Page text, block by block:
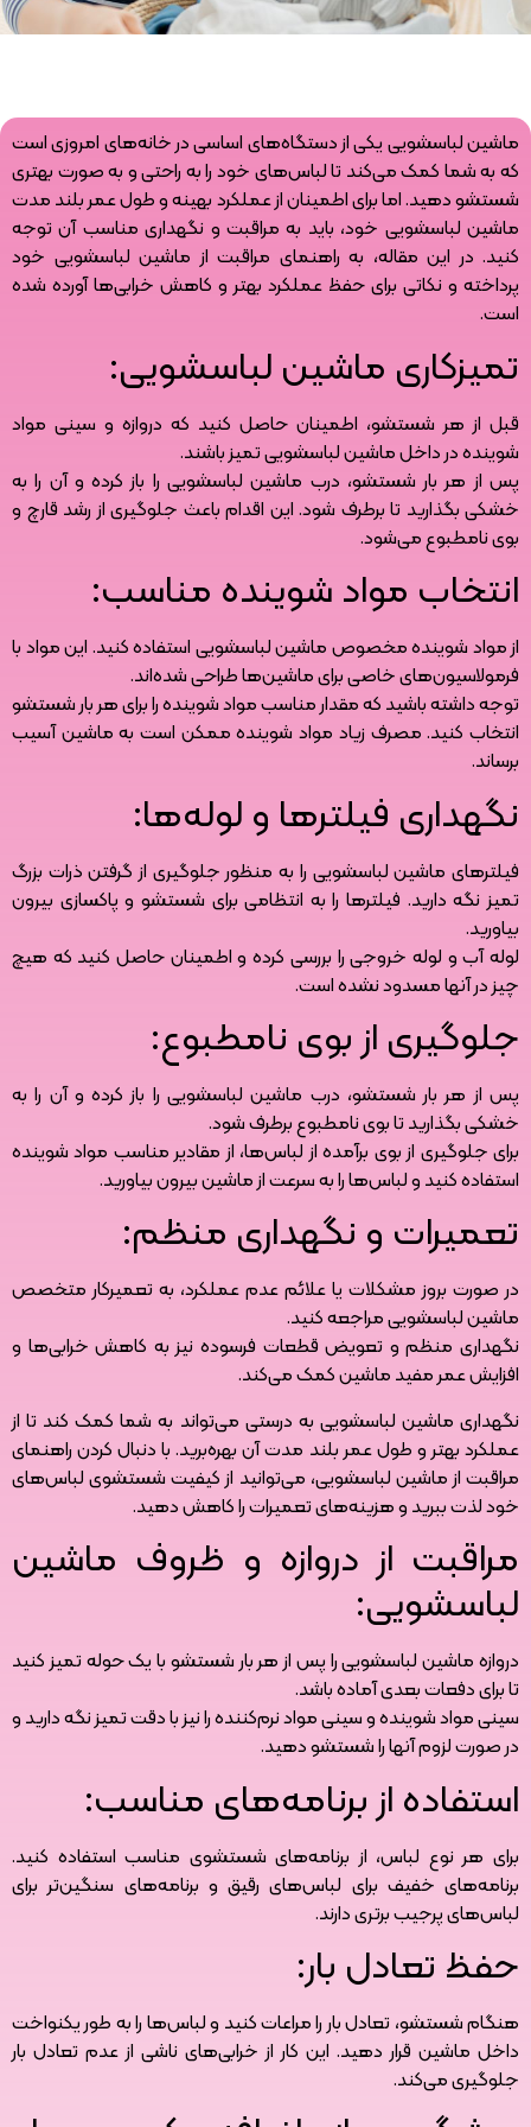
ماشین لباسشویی یکی از دستگاه‌های اساسی در خانه‌های امروزی است
که به شما کمک می‌کند تا لباس‌های خود را به راحتی و به صورت بهتری
شستشو دهید. اما برای اطمینان از عملکرد بهینه و طول عمر بلند مدت
ماشین لباسشویی خود، باید به مراقبت و نگهداری مناسب آن توجه
کنید. در این مقاله، به راهنمای مراقبت از ماشین لباسشویی خود
پرداخته و نکاتی برای حفظ عملکرد بهتر و کاهش خرابی‌ها آورده شده
است.
تمیزکاری ماشین لباسشویی:
قبل از هر شستشو، اطمینان حاصل کنید که دروازه و سینی مواد
شوینده در داخل ماشین لباسشویی تمیز باشند.
پس از هر بار شستشو، درب ماشین لباسشویی را باز کرده و آن را به
خشکی بگذارید تا برطرف شود. این اقدام باعث جلوگیری از رشد قارچ و
بوی نامطبوع می‌شود.
انتخاب مواد شوینده مناسب:
از مواد شوینده مخصوص ماشین لباسشویی استفاده کنید. این مواد با
فرمولاسیون‌های خاصی برای ماشین‌ها طراحی شده‌اند.
توجه داشته باشید که مقدار مناسب مواد شوینده را برای هر بار شستشو
انتخاب کنید. مصرف زیاد مواد شوینده ممکن است به ماشین آسیب
برساند.
نگهداری فیلترها و لوله‌ها:
فیلترهای ماشین لباسشویی را به منظور جلوگیری از گرفتن ذرات بزرگ
تمیز نگه دارید. فیلترها را به انتظامی برای شستشو و پاکسازی بیرون
بیاورید.
لوله آب و لوله خروجی را بررسی کرده و اطمینان حاصل کنید که هیچ
چیز در آنها مسدود نشده است.
جلوگیری از بوی نامطبوع:
پس از هر بار شستشو، درب ماشین لباسشویی را باز کرده و آن را به
خشکی بگذارید تا بوی نامطبوع برطرف شود.
برای جلوگیری از بوی برآمده از لباس‌ها، از مقادیر مناسب مواد شوینده
استفاده کنید و لباس‌ها را به سرعت از ماشین بیرون بیاورید.
تعمیرات و نگهداری منظم:
در صورت بروز مشکلات یا علائم عدم عملکرد، به تعمیرکار متخصص
ماشین لباسشویی مراجعه کنید.
نگهداری منظم و تعویض قطعات فرسوده نیز به کاهش خرابی‌ها و
افزایش عمر مفید ماشین کمک می‌کند.
نگهداری ماشین لباسشویی به درستی می‌تواند به شما کمک کند تا از
عملکرد بهتر و طول عمر بلند مدت آن بهره‌برید. با دنبال کردن راهنمای
مراقبت از ماشین لباسشویی، می‌توانید از کیفیت شستشوی لباس‌های
خود لذت ببرید و هزینه‌های تعمیرات را کاهش دهید.
مراقبت از دروازه و ظروف ماشین
لباسشویی:
دروازه ماشین لباسشویی را پس از هر بار شستشو با یک حوله تمیز کنید
تا برای دفعات بعدی آماده باشد.
سینی مواد شوینده و سینی مواد نرم‌کننده را نیز با دقت تمیز نگه دارید و
در صورت لزوم آنها را شستشو دهید.
استفاده از برنامه‌های مناسب:
برای هر نوع لباس، از برنامه‌های شستشوی مناسب استفاده کنید.
برنامه‌های خفیف برای لباس‌های رقیق و برنامه‌های سنگین‌تر برای
لباس‌های پرجیب برتری دارند.
حفظ تعادل بار:
هنگام شستشو، تعادل بار را مراعات کنید و لباس‌ها را به طور یکنواخت
داخل ماشین قرار دهید. این کار از خرابی‌های ناشی از عدم تعادل بار
جلوگیری می‌کند.